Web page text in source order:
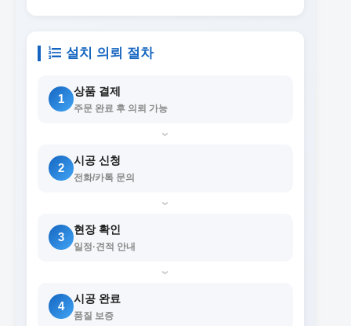
설치 의뢰 절차
1
상품 결제
주문 완료 후 의뢰 가능
›
2
시공 신청
전화/카톡 문의
›
3
현장 확인
일정·견적 안내
›
4
시공 완료
품질 보증